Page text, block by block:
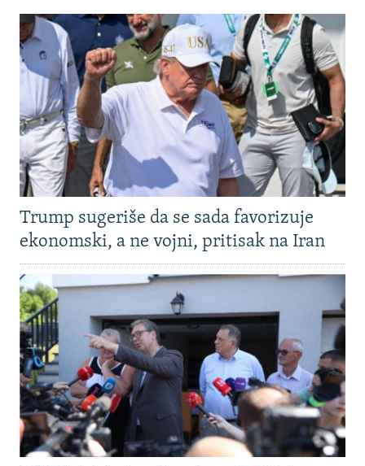
TV LIBERTY
POST SCRIPTUM
MOJA EVROPA
TRI DECENIJE OD RATA U BIH
SVE KARTE DEJTONA
NASTANAK I RASPAD JUGOSLAVIJE
Sve RFE/RL stranice
Trump sugeriše da se sada favorizuje
ekonomski, a ne vojni, pritisak na Iran